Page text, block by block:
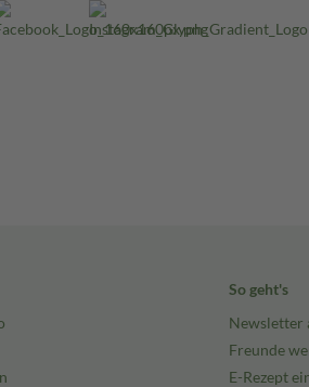
So geht's
Newsletter
Freunde
E-Rezept